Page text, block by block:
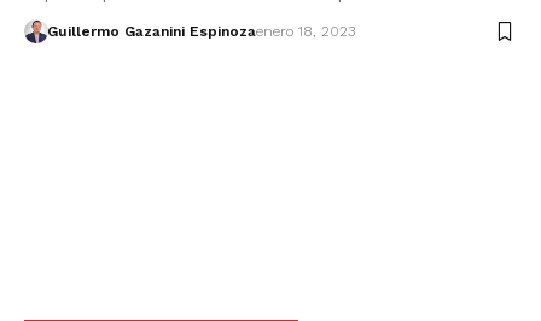
Guillermo Gazanini Espinozaenero 18, 2023